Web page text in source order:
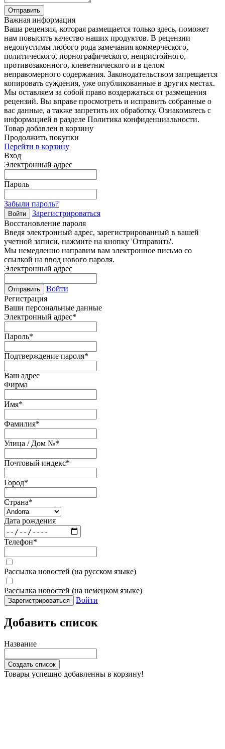
Отправить
Важная информация
Ваша рецензия, которая размещается только здесь, поможет
нам повысить качество наших продуктов. В рецензии
недопустимы любого рода замечания коммерческого,
политического, порнографического, непристойного,
противозаконного, клеветнического и в целом
неправомерного содержания. Законодательством запрещается
копировать суждения, уже опубликованные в других местах.
Мы оставляем за собой право воздержаться от размещения
рецензий. Вы вправе просмотреть и исправить собранные о
вас данные, а также запретить их обработку. Ознакомьтесь с
информацией в разделе Политика конфиденциальности.
Товар добавлен в корзину
Продолжить покупки
Перейти в корзину
Вход
Электронный адрес
Пароль
Забыли пароль?
Войти
Зарегистрироваться
Восстановление пароля
Введя электронный адрес, зарегистрированный в вашей
учетной записи, нажмите на кнопку 'Отправить'.
Мы немедленно направим вам электронное письмо со
ссылкой на ввод нового пароля.
Электронный адрес
Отправить
Войти
Регистрация
Ваши персональные данные
Электронный адрес*
Пароль*
Подтверждение пароля*
Ваш адрес
Фирма
Имя*
Фамилия*
Улица / Дом №*
Почтовый индекс*
Город*
Страна*
Дата рождения
Телефон*
Рассылка новостей (на русском языке)
Рассылка новостей (на немецком языке)
Зарегистрироваться Войти
Добавить список
Название
Создать список
Товары успешно добавленны в корзину!